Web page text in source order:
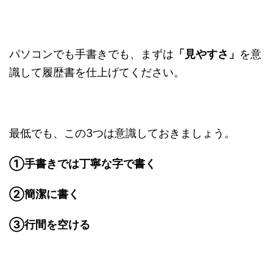
パソコンでも手書きでも、まずは 「見やすさ」 を意
識して履歴書を仕上げてください。
最低でも、この3つは意識しておきましょう。
①手書きでは丁寧な字で書く
②簡潔に書く
③行間を空ける